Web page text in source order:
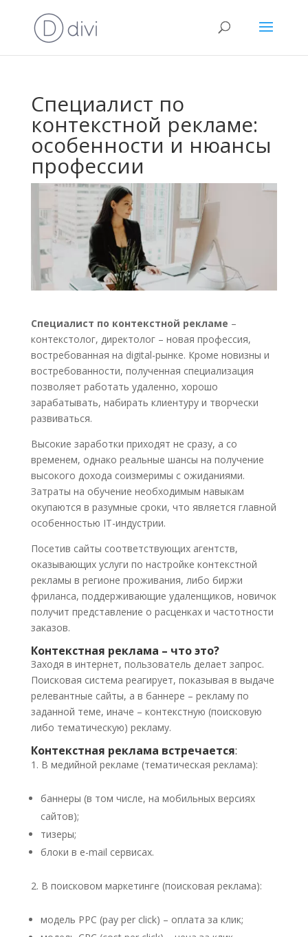
Специалист по
контекстной рекламе:
особенности и нюансы
профессии
Специалист по контекстной рекламе –
контекстолог, директолог – новая профессия,
востребованная на digital-рынке. Кроме новизны и
востребованности, полученная специализация
позволяет работать удаленно, хорошо
зарабатывать, набирать клиентуру и творчески
развиваться.
Высокие заработки приходят не сразу, а со
временем, однако реальные шансы на получение
высокого дохода соизмеримы с ожиданиями.
Затраты на обучение необходимым навыкам
окупаются в разумные сроки, что является главной
особенностью IT-индустрии.
Посетив сайты соответствующих агентств,
оказывающих услуги по настройке контекстной
рекламы в регионе проживания, либо биржи
фриланса, поддерживающие удаленщиков, новичок
получит представление о расценках и частотности
заказов.
Контекстная реклама – что это?
Заходя в интернет, пользователь делает запрос.
Поисковая система реагирует, показывая в выдаче
релевантные сайты, а в баннере – рекламу по
заданной теме, иначе – контекстную (поисковую
либо тематическую) рекламу.
Контекстная реклама встречается:
В медийной рекламе (тематическая реклама):
баннеры (в том числе, на мобильных версиях
сайтов);
тизеры;
блоки в e-mail сервисах.
В поисковом маркетинге (поисковая реклама):
модель PPC (pay per click) – оплата за клик;